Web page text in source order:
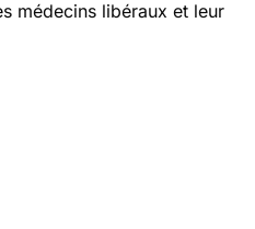
médecins libéraux et leur